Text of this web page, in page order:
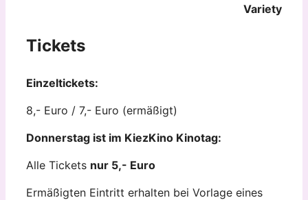
Variety
Tickets
Einzeltickets:
8,- Euro / 7,- Euro (ermäßigt)
Donnerstag ist im KiezKino Kinotag:
Alle Tickets nur 5,- Euro
Ermäßigten Eintritt erhalten bei Vorlage eines